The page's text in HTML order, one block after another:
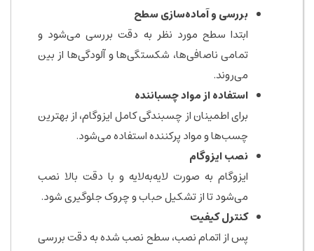
بررسی و آماده‌سازی سطح
ابتدا سطح مورد نظر به دقت بررسی می‌شود و
تمامی ناصافی‌ها، شکستگی‌ها و آلودگی‌ها از بین
می‌روند.
استفاده از مواد چسباننده
برای اطمینان از چسبندگی کامل ایزوگام، از بهترین
چسب‌ها و مواد پرکننده استفاده می‌شود.
نصب ایزوگام
ایزوگام به صورت لایه‌به‌لایه و با دقت بالا نصب
می‌شود تا از تشکیل حباب و چروک جلوگیری شود.
کنترل کیفیت
پس از اتمام نصب، سطح نصب شده به دقت بررسی